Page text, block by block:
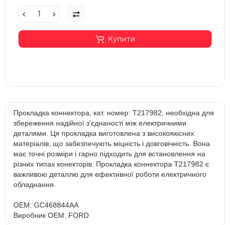
Купити
Прокладка коннектора, кат. номер: T217982, необхідна для
збереження надійної з'єднаності між електричними
деталями. Ця прокладка виготовлена з високоякісних
матеріалів, що забезпечують міцність і довговічність. Вона
має точні розміри і гарно підходить для встановлення на
різних типах конекторів. Прокладка коннектора T217982 є
важливою деталлю для ефективної роботи електричного
обладнання.
OEM: GC468844AA
Виробник OEM: FORD